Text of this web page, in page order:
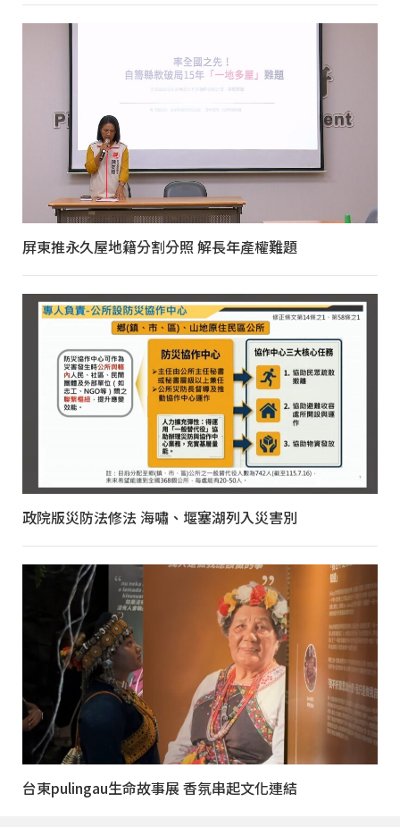
屏東推永久屋地籍分割分照 解長年產權難題
政院版災防法修法 海嘯、堰塞湖列入災害別
台東pulingau生命故事展 香氛串起文化連結